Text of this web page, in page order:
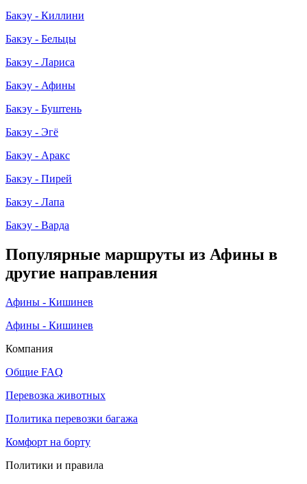
Бакэу - Киллини
Бакэу - Бельцы
Бакэу - Лариса
Бакэу - Афины
Бакэу - Буштень
Бакэу - Эгё
Бакэу - Аракс
Бакэу - Пирей
Бакэу - Лапа
Бакэу - Варда
Популярные маршруты из Афины в
другие направления
Афины - Кишинев
Афины - Кишинев
Компания
Общие FAQ
Перевозка животных
Политика перевозки багажа
Комфорт на борту
Политики и правила